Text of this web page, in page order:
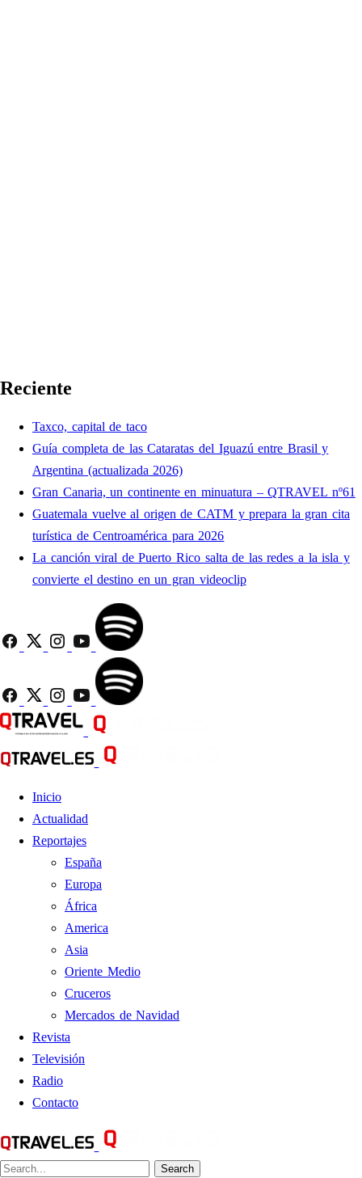
Reciente
Taxco, capital de taco
Guía completa de las Cataratas del Iguazú entre Brasil y
Argentina (actualizada 2026)
Gran Canaria, un continente en minuatura – QTRAVEL nº61
Guatemala vuelve al origen de CATM y prepara la gran cita
turística de Centroamérica para 2026
La canción viral de Puerto Rico salta de las redes a la isla y
convierte el destino en un gran videoclip
Inicio
Actualidad
Reportajes
España
Europa
África
America
Asia
Oriente Medio
Cruceros
Mercados de Navidad
Revista
Televisión
Radio
Contacto
Search